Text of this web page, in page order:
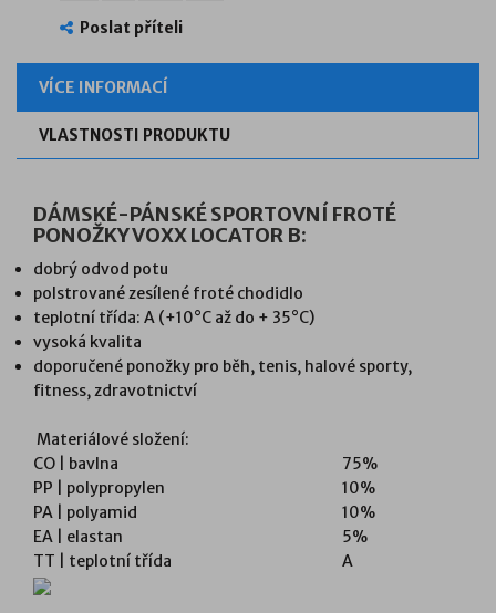
Poslat příteli
VÍCE INFORMACÍ
VLASTNOSTI PRODUKTU
DÁMSKÉ-PÁNSKÉ SPORTOVNÍ FROTÉ
PONOŽKY VOXX LOCATOR B:
dobrý odvod potu
polstrované zesílené froté chodidlo
teplotní třída: A (+10°C až do + 35°C)
vysoká kvalita
doporučené ponožky pro běh, tenis, halové sporty,
fitness, zdravotnictví
Materiálové složení:
CO | bavlna
75%
PP | polypropylen
10%
PA | polyamid
10%
EA | elastan
5%
TT | teplotní třída
A